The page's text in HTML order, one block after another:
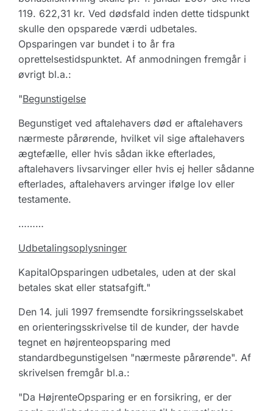
119. 622,31 kr. Ved dødsfald inden dette tidspunkt
skulle den opsparede værdi udbetales.
Opsparingen var bundet i to år fra
oprettelsestidspunktet. Af anmodningen fremgår i
øvrigt bl.a.:
"Begunstigelse
Begunstiget ved aftalehavers død er aftalehavers
nærmeste pårørende, hvilket vil sige aftalehavers
ægtefælle, eller hvis sådan ikke efterlades,
aftalehavers livsarvinger eller hvis ej heller sådanne
efterlades, aftalehavers arvinger ifølge lov eller
testamente.
………
Udbetalingsoplysninger
KapitalOpsparingen udbetales, uden at der skal
betales skat eller statsafgift."
Den 14. juli 1997 fremsendte forsikringsselskabet
en orienteringsskrivelse til de kunder, der havde
tegnet en højrenteopsparing med
standardbegunstigelsen "nærmeste pårørende". Af
skrivelsen fremgår bl.a.:
"Da HøjrenteOpsparing er en forsikring, er der